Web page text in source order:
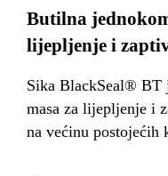
Butilna
lijepljenje i
Sika BlackSeal® BT
masa za lijepljenje i
na većinu postojećih